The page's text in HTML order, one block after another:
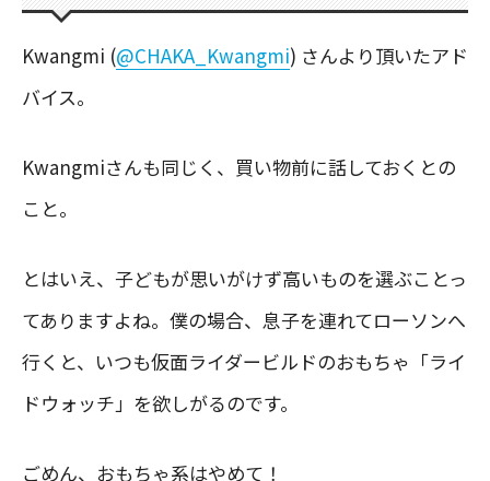
Kwangmi (@CHAKA_Kwangmi) さんより頂いたアド
バイス。
Kwangmiさんも同じく、買い物前に話しておくとの
こと。
とはいえ、子どもが思いがけず高いものを選ぶことっ
てありますよね。僕の場合、息子を連れてローソンへ
行くと、いつも仮面ライダービルドのおもちゃ「ライ
ドウォッチ」を欲しがるのです。
ごめん、おもちゃ系はやめて！